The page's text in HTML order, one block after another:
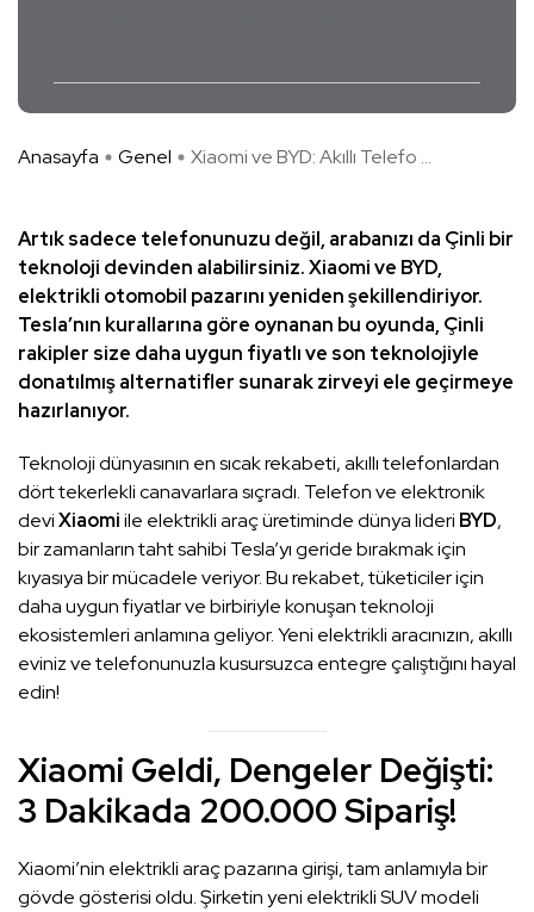
Anasayfa Genel Xiaomi ve BYD: Akıllı Telefo ...
Artık sadece telefonunuzu değil, arabanızı da Çinli bir
teknoloji devinden alabilirsiniz. Xiaomi ve BYD,
elektrikli otomobil pazarını yeniden şekillendiriyor.
Tesla’nın kurallarına göre oynanan bu oyunda, Çinli
rakipler size daha uygun fiyatlı ve son teknolojiyle
donatılmış alternatifler sunarak zirveyi ele geçirmeye
hazırlanıyor.
Teknoloji dünyasının en sıcak rekabeti, akıllı telefonlardan
dört tekerlekli canavarlara sıçradı. Telefon ve elektronik
deviXiaomiile elektrikli araç üretiminde dünya lideri BYD,
bir zamanların taht sahibi Tesla’yı geride bırakmak için
kıyasıya bir mücadele veriyor. Bu rekabet, tüketiciler için
daha uygun fiyatlar ve birbiriyle konuşan teknoloji
ekosistemleri anlamına geliyor. Yeni elektrikli aracınızın, akıllı
eviniz ve telefonunuzla kusursuzca entegre çalıştığını hayal
edin!
Xiaomi Geldi, Dengeler Değişti:
3 Dakikada 200.000 Sipariş!
Xiaomi’nin elektrikli araç pazarına girişi, tam anlamıyla bir
gövde gösterisi oldu. Şirketin yeni elektrikli SUV modeli